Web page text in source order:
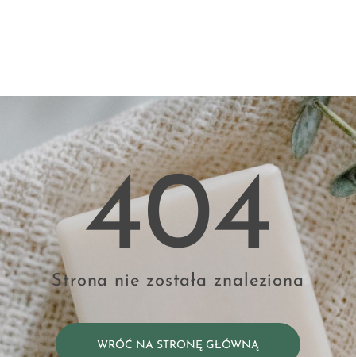
404
Strona nie została znaleziona
WRÓĆ NA STRONĘ GŁÓWNĄ